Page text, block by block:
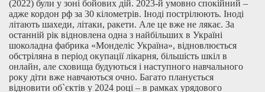
(2022) були у зоні бойових дій. 2023-й умовно спокійний –
адже кордон рф за 30 кілометрів. Іноді пострілюють. Іноді
літають шахеди, літаки, ракети. Але це вже не лякає. За
останній рік відновлена одна з найбільших в Україні
шоколадна фабрика «Монделіс Україна», відновлюється
обстріляна в період окупації лікарня, більшість шкіл в
онлайн, але сховища будуються і наступного навчального
року діти вже навчаються очно. Багато планується
відновити об`єктів у 2024 році – в рамках урядового